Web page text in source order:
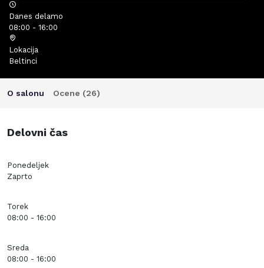
Danes delamo
08:00 - 16:00
Lokacija
Beltinci
O salonu Ocene (26)
Delovni čas
Ponedeljek
Zaprto
Torek
08:00 - 16:00
Sreda
08:00 - 16:00